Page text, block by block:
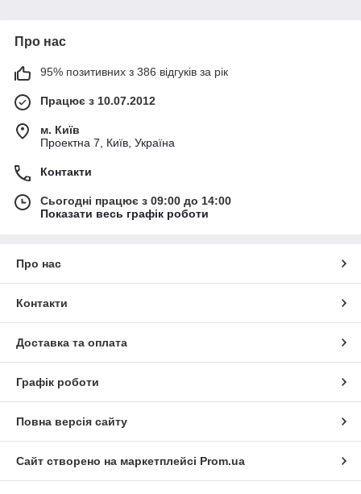
Про нас
95% позитивних з 386 відгуків за рік
Працює з 10.07.2012
м. Київ
Проектна 7, Київ, Україна
Контакти
Сьогодні працює з 09:00 до 14:00
Показати весь графік роботи
Про нас
Контакти
Доставка та оплата
Графік роботи
Повна версія сайту
Сайт створено на маркетплейсі Prom.ua